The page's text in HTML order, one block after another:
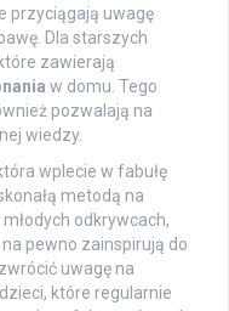
przyciągają uwagę
Dla starszych
zawierają
w domu. Tego
pozwalają na
wiedzy.
wplecie w fabułę
metodą na
odkrywcach,
pewno zainspirują do
uwagę na
które regularnie